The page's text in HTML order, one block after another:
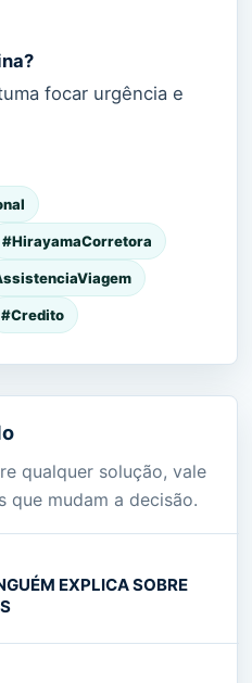
focar urgência e
#HirayamaCorretora
#Credito
qualquer solução, vale
que mudam a decisão.
EXPLICA SOBRE